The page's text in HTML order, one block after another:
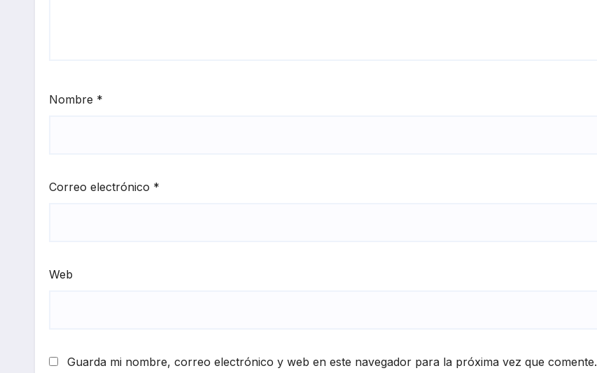
Nombre *
Correo electrónico *
Web
Guarda mi nombre, correo electrónico y web en este navegador para la próxima vez que comente.